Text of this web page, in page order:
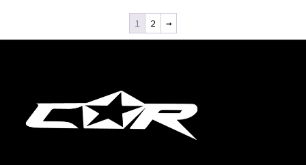
50,00€
149,95€
1 2 →